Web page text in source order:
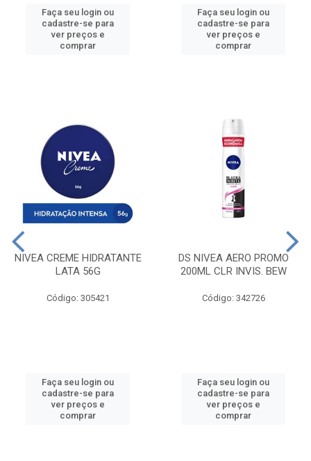
Faça seu login ou
cadastre-se para
ver preços e
comprar
Faça seu login ou
cadastre-se para
ver preços e
comprar
NIVEA CREME HIDRATANTE
LATA 56G
Código: 305421
Faça seu login ou
cadastre-se para
ver preços e
comprar
DS NIVEA AERO PROMO
200ML CLR INVIS. BEW
Código: 342726
Faça seu login ou
cadastre-se para
ver preços e
comprar